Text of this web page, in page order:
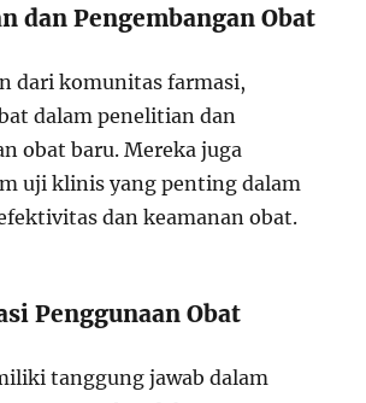
dan Pengembangan Obat
dari komunitas farmasi,
dalam penelitian dan
obat baru. Mereka juga
uji klinis yang penting dalam
dan keamanan obat.
Penggunaan Obat
tanggung jawab dalam